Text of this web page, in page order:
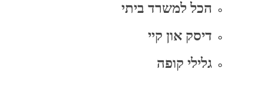
הכל למשרד ביתי
דיסק און קיי
גלילי קופה